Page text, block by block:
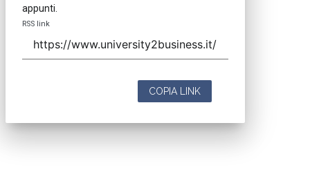
appunti.
RSS link
COPIA LINK